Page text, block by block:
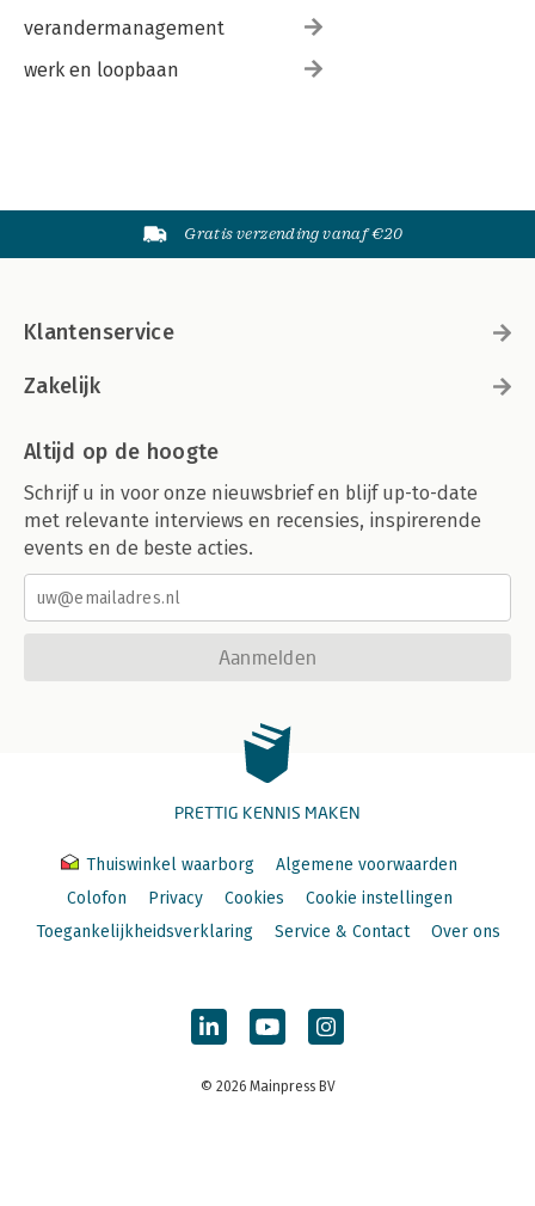
verandermanagement
werk en loopbaan
Gratis verzending vanaf €20
Klantenservice
Zakelijk
Altijd op de hoogte
Schrijf u in voor onze nieuwsbrief en blijf up-to-date
met relevante interviews en recensies, inspirerende
events en de beste acties.
Aanmelden
PRETTIG KENNIS MAKEN
Thuiswinkel waarborg
Algemene voorwaarden
Colofon
Privacy Cookies
Cookie instellingen
Toegankelijkheidsverklaring
Service & Contact Over ons
© 2026 Mainpress BV